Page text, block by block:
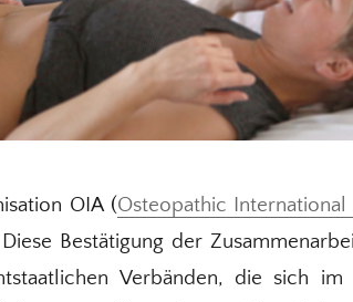
OIA (Osteopathic International
Bestätigung der
Verbänden, die sich im